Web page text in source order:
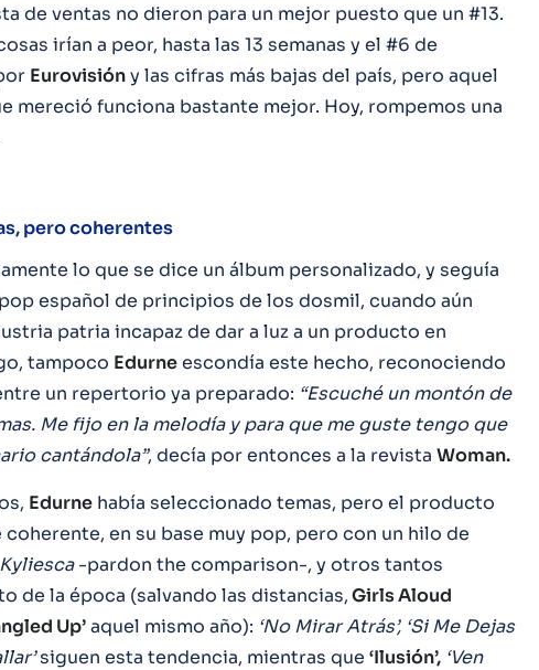
de ventas no dieron para un mejor puesto que un #13.
irían a peor, hasta las 13 semanas y el #6 de
Eurovisióny las cifras más bajas del país, pero aquel
mereció funciona bastante mejor. Hoy, rompemos una
pero coherentes
lo que se dice un álbum personalizado, y seguía
español de principios de los dosmil, cuando aún
patria incapaz de dar a luz a un producto en
tampoco Edurneescondía este hecho, reconociendo
un repertorio ya preparado: “Escuché un montón de
Me fijo en la melodía y para que me guste tengo que
cantándola”, decía por entonces a la revista Woman.
Edurne había seleccionado temas, pero el producto
en su base muy pop, pero con un hilo de
Kyliesca-pardon the comparison-, y otros tantos
de la época (salvando las distancias,Girls Aloud
Up’aquel mismo año): ‘No Mirar Atrás’, ‘Si Me Dejas
siguen esta tendencia, mientras que ‘Ilusión’, ‘Ven